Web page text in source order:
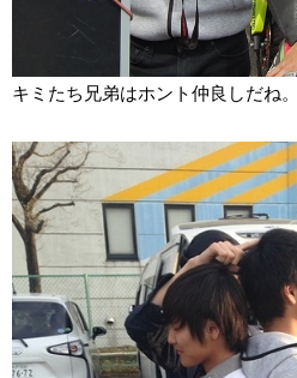
キミたち兄弟はホント仲良しだね。